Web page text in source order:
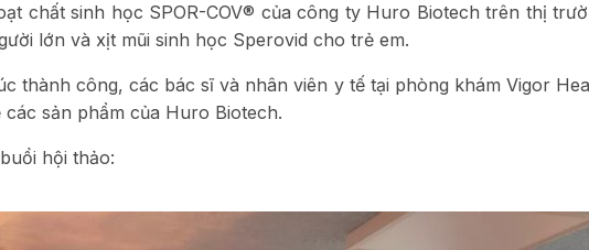
chất sinh học SPOR-COV® của công ty Huro Biotech trên thị
lớn và xịt mũi sinh học Sperovid cho trẻ em.
thành công, các bác sĩ và nhân viên y tế tại phòng khám Vigor
sản phẩm của Huro Biotech.
hội thảo: